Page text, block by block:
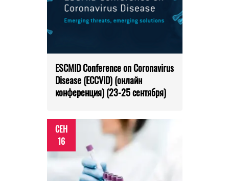
ESCMID Conference on Coronavirus
Disease (ECCVID) (онлайн
конференция) (23-25 сентября)
СЕН
16